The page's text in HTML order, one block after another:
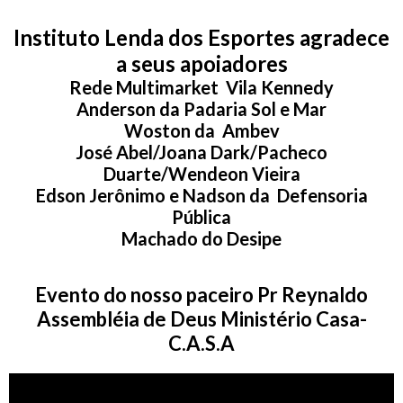
Instituto Lenda dos Esportes agradece
a seus apoiadores
Rede Multimarket Vila Kennedy
Anderson da Padaria Sol e Mar
Woston da Ambev
José Abel/Joana Dark/Pacheco
Duarte/Wendeon Vieira
Edson Jerônimo e Nadson da Defensoria
Pública
Machado do Desipe
Evento do nosso paceiro Pr Reynaldo
Assembléia de Deus Ministério Casa-
C.A.S.A